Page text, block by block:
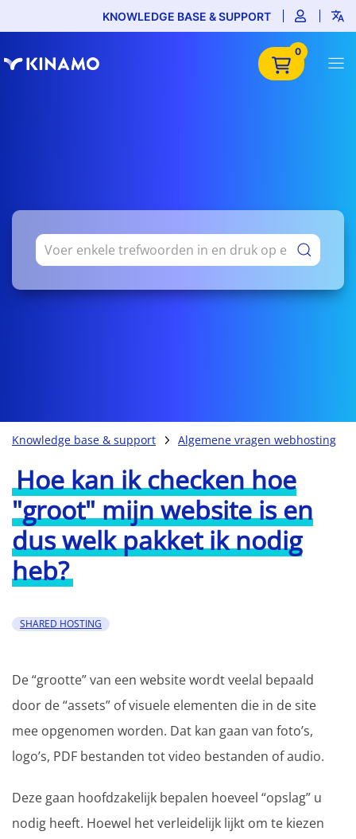
KNOWLEDGE BASE & SUPPORT
0
Knowledge base & support Algemene vragen webhosting
Hoe kan ik checken hoe
"groot" mijn website is en
dus welk pakket ik nodig
heb?
SHARED HOSTING
De “grootte” van een website wordt veelal bepaald
door de “assets” of visuele elementen die in de site
mee opgenomen worden. Dat kan gaan van foto’s,
logo’s, PDF bestanden tot video bestanden of audio.
Deze gaan hoofdzakelijk bepalen hoeveel “opslag” u
nodig heeft. Hoewel het verleidelijk lijkt om te kiezen